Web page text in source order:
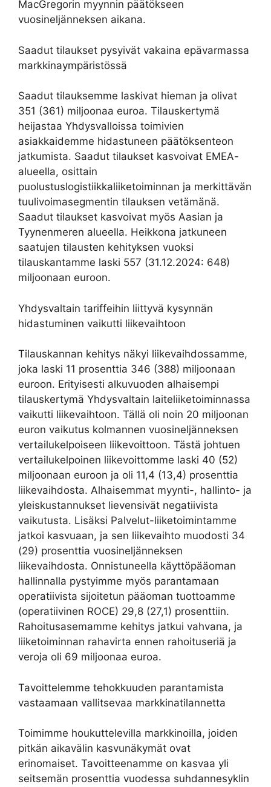
MacGregorin myynnin päätökseen
vuosineljänneksen aikana.
Saadut tilaukset pysyivät vakaina epävarmassa
markkinaympäristössä
Saadut tilauksemme laskivat hieman ja olivat
351 (361) miljoonaa euroa. Tilauskertymä
heijastaa Yhdysvalloissa toimivien
asiakkaidemme hidastuneen päätöksenteon
jatkumista. Saadut tilaukset kasvoivat EMEA-
alueella, osittain
puolustuslogistiikkaliiketoiminnan ja merkittävän
tuulivoimasegmentin tilauksen vetämänä.
Saadut tilaukset kasvoivat myös Aasian ja
Tyynenmeren alueella. Heikkona jatkuneen
saatujen tilausten kehityksen vuoksi
tilauskantamme laski 557 (31.12.2024: 648)
miljoonaan euroon.
Yhdysvaltain tariffeihin liittyvä kysynnän
hidastuminen vaikutti liikevaihtoon
Tilauskannan kehitys näkyi liikevaihdossamme,
joka laski 11 prosenttia 346 (388) miljoonaan
euroon. Erityisesti alkuvuoden alhaisempi
tilauskertymä Yhdysvaltain laiteliiketoiminnassa
vaikutti liikevaihtoon. Tällä oli noin 20 miljoonan
euron vaikutus kolmannen vuosineljänneksen
vertailukelpoiseen liikevoittoon. Tästä johtuen
vertailukelpoinen liikevoittomme laski 40 (52)
miljoonaan euroon ja oli 11,4 (13,4) prosenttia
liikevaihdosta. Alhaisemmat myynti-, hallinto- ja
yleiskustannukset lievensivät negatiivista
vaikutusta. Lisäksi Palvelut-liiketoimintamme
jatkoi kasvuaan, ja sen liikevaihto muodosti 34
(29) prosenttia vuosineljänneksen
liikevaihdosta. Onnistuneella käyttöpääoman
hallinnalla pystyimme myös parantamaan
operatiivista sijoitetun pääoman tuottoamme
(operatiivinen ROCE) 29,8 (27,1) prosenttiin.
Rahoitusasemamme kehitys jatkui vahvana, ja
liiketoiminnan rahavirta ennen rahoituseriä ja
veroja oli 69 miljoonaa euroa.
Tavoittelemme tehokkuuden parantamista
vastaamaan vallitsevaa markkinatilannetta
Toimimme houkuttelevilla markkinoilla, joiden
pitkän aikavälin kasvunäkymät ovat
erinomaiset. Tavoitteenamme on kasvaa yli
seitsemän prosenttia vuodessa suhdannesyklin